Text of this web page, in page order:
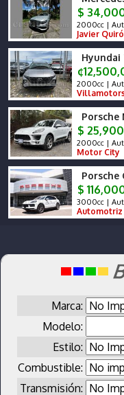
$
2000cc |
Javier
Hyundai
2000cc |
Porsche
$ 25,900
2000cc |
Motor City
Porsche
$
3000cc |
Automotriz
Marca:
Modelo:
Estilo:
Combustible:
Transmisión: